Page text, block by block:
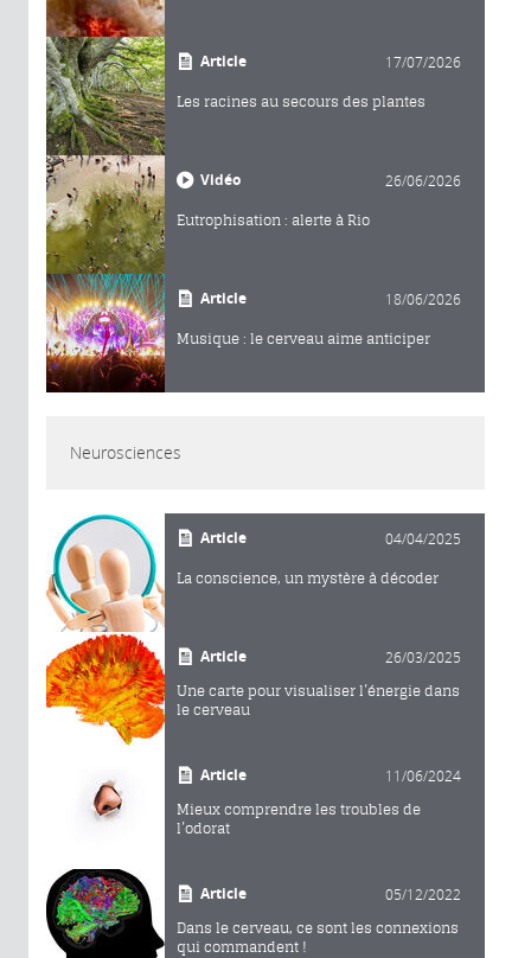
Article 17/07/2026
Les racines au secours des plantes
Vidéo 26/06/2026
Eutrophisation : alerte à Rio
Article 18/06/2026
Musique : le cerveau aime anticiper
Neurosciences
Article 04/04/2025
La conscience, un mystère à décoder
Article 26/03/2025
Une carte pour visualiser l’énergie dans
le cerveau
Article 11/06/2024
Mieux comprendre les troubles de
l’odorat
Article 05/12/2022
Dans le cerveau, ce sont les connexions
qui commandent !